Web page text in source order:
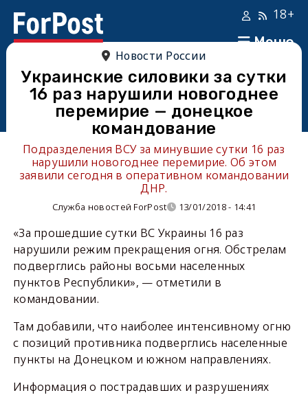
Меню
18+
Новости России
Украинские силовики за сутки
16 раз нарушили новогоднее
перемирие — донецкое
командование
Подразделения ВСУ за минувшие сутки 16 раз
нарушили новогоднее перемирие. Об этом
заявили сегодня в оперативном командовании
ДНР.
Служба новостей ForPost 13/01/2018 - 14:41
«За прошедшие сутки ВС Украины 16 раз
нарушили режим прекращения огня. Обстрелам
подверглись районы восьми населенных
пунктов Республики», — отметили в
командовании.
Там добавили, что наиболее интенсивному огню
с позиций противника подверглись населенные
пункты на Донецком и южном направлениях.
Информация о пострадавших и разрушениях